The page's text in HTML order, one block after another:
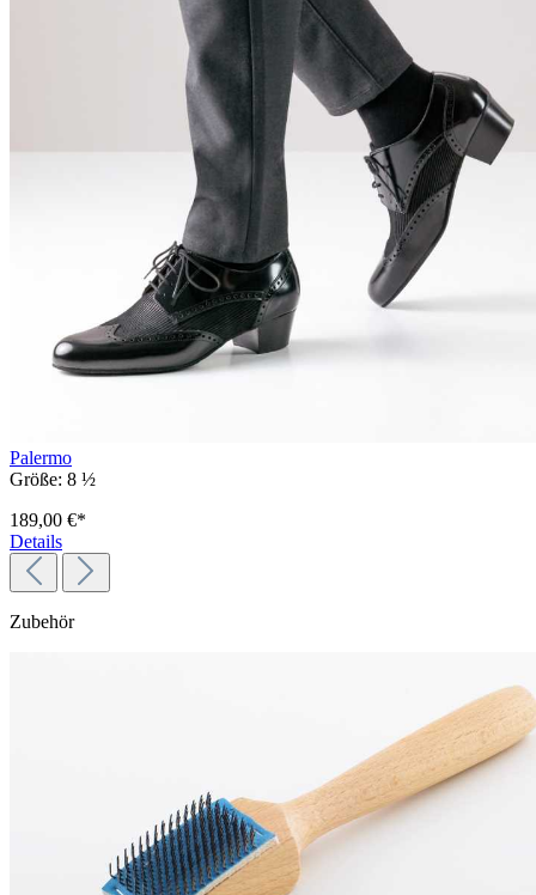
Palermo
Größe: 8 ½
189,00 €*
Details
Zubehör